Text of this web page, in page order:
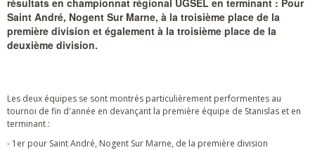
résultats en championnat régional UGSEL en terminant : Pour
Saint André, Nogent Sur Marne, à la troisième place de la
première division et également à la troisième place de la
deuxième division.
Les deux équipes se sont montrés particulièrement performentes au
tournoi de fin d'année en devançant la première équipe de Stanislas et en
terminant :
- 1er pour Saint André, Nogent Sur Marne, de la première division